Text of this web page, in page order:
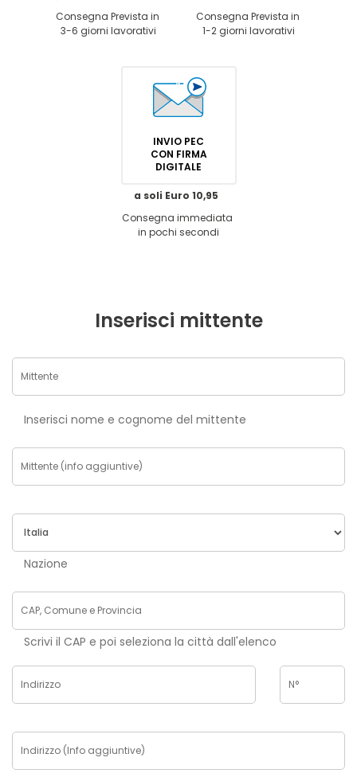
Consegna Prevista in
3-6 giorni lavorativi
Consegna Prevista in
1-2 giorni lavorativi
INVIO PEC
CON FIRMA
DIGITALE
a soli Euro 10,95
Consegna immediata
in pochi secondi
Inserisci mittente
Inserisci nome e cognome del mittente
Nazione
Scrivi il CAP e poi seleziona la città dall'elenco